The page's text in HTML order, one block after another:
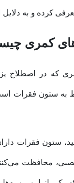
کرده و به دلایل
کمری
ستون فقرات است